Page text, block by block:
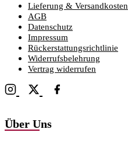
Lieferung & Versandkosten
AGB
Datenschutz
Impressum
Rückerstattungsrichtlinie
Widerrufsbelehrung
Vertrag widerrufen
Über Uns